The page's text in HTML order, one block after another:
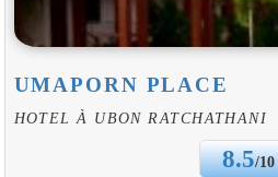
UMAPORN PLACE
HOTEL À UBON RATCHATHANI
8.5/10